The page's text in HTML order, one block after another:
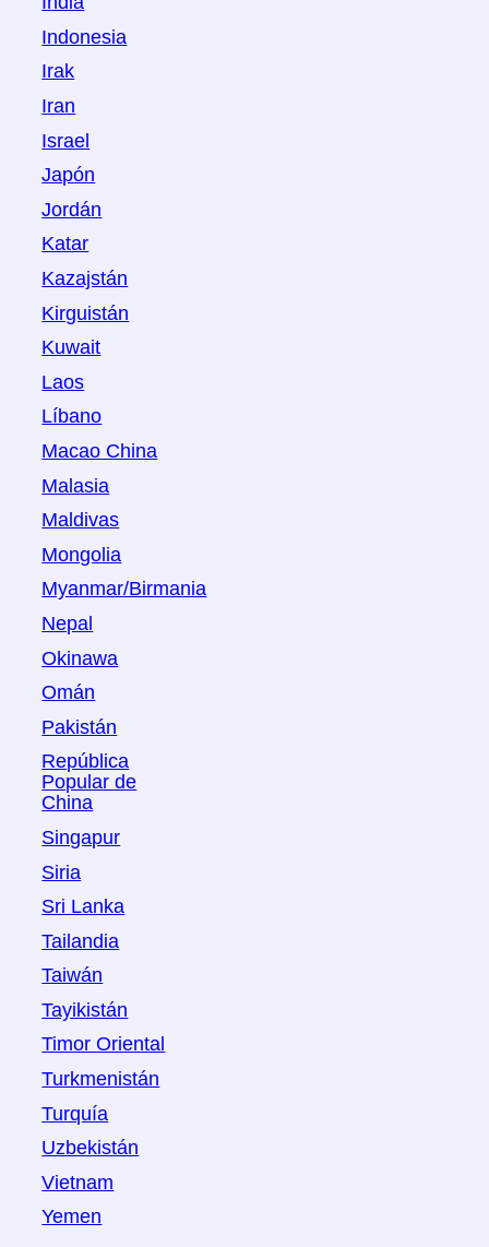
Indonesia
Irak
Iran
Israel
Japón
Jordán
Katar
Kazajstán
Kirguistán
Kuwait
Laos
Líbano
Macao China
Malasia
Maldivas
Mongolia
Myanmar/Birmania
Nepal
Okinawa
Omán
Pakistán
República
Popular de
China
Singapur
Siria
Sri Lanka
Tailandia
Taiwán
Tayikistán
Timor Oriental
Turkmenistán
Turquía
Uzbekistán
Vietnam
Yemen